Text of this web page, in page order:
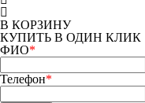
В КОРЗИНУ
КУПИТЬ В ОДИН КЛИК
ФИО*
Телефон*